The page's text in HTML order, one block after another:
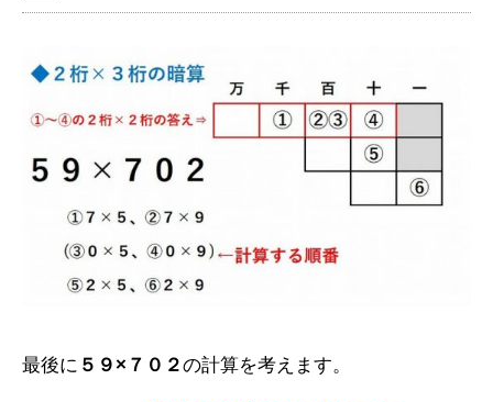
最後に ５９×７０２の計算を考えます。